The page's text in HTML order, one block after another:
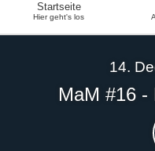
Startseite
Hier geht's los
14.
MaM #16 -